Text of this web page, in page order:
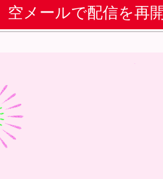
空メールで配信を再